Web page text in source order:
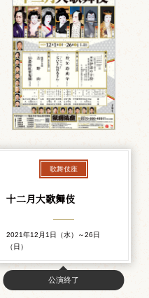
歌舞伎座
十二月大歌舞伎
2021年12月1日（水）～26日
（日）
公演終了